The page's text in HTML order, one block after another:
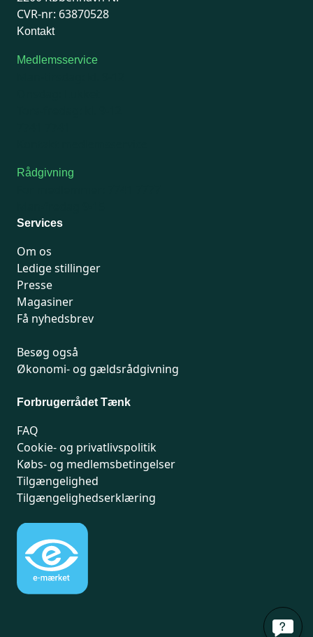
CVR-nr: 63870528
Kontakt
Medlemsservice
Rådgivning
Services
Om os
Ledige stillinger
Presse
Magasiner
Få nyhedsbrev
Besøg også
Økonomi- og gældsrådgivning
Forbrugerrådet Tænk
FAQ
Cookie- og privatlivspolitik
Købs- og medlemsbetingelser
Tilgængelighed
Tilgængelighedserklæring